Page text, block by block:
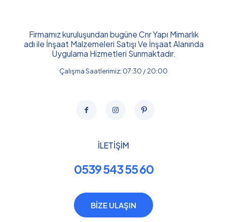
Firmamız kuruluşundan bugüne Cnr Yapı Mimarlık
adı ile İnşaat Malzemeleri Satışı Ve İnşaat Alanında
Uygulama Hizmetleri Sunmaktadır.
Çalışma Saatlerimiz: 07:30 / 20:00
İLETİŞİM
0539 543 55 60
BİZE ULAŞIN